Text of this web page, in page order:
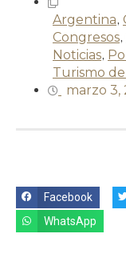
Argentina,
Congresos,
Noticias,
Turismo
marzo 3,
Facebook
WhatsApp